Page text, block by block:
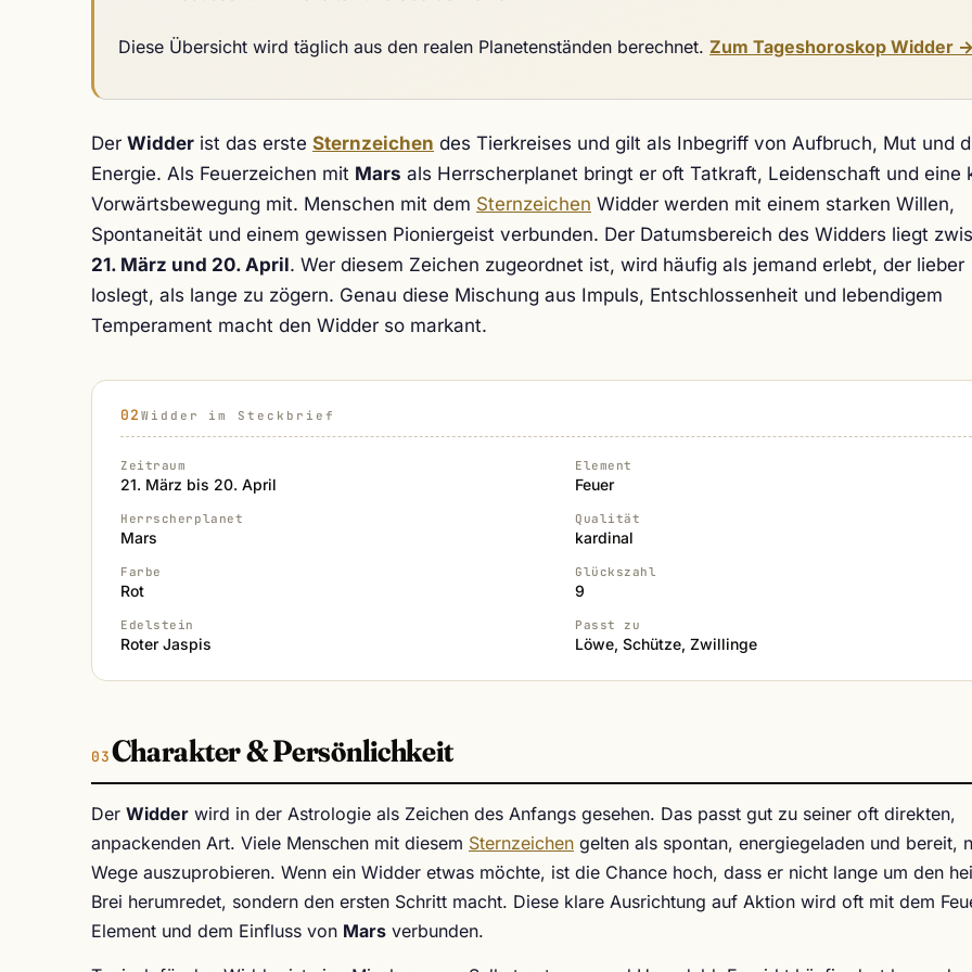
Diese Übersicht wird täglich aus den realen Planetenständen berechnet. Zum Tageshoroskop Widder →
Der Widder ist das erste Sternzeichen des Tierkreises und gilt als Inbegriff von Aufbruch, Mut und
Energie. Als Feuerzeichen mit Mars als Herrscherplanet bringt er oft Tatkraft, Leidenschaft und eine
Vorwärtsbewegung mit. Menschen mit dem Sternzeichen Widder werden mit einem starken Willen,
Spontaneität und einem gewissen Pioniergeist verbunden. Der Datumsbereich des Widders liegt
21. März und 20. April. Wer diesem Zeichen zugeordnet ist, wird häufig als jemand erlebt, der lieber
loslegt, als lange zu zögern. Genau diese Mischung aus Impuls, Entschlossenheit und lebendigem
Temperament macht den Widder so markant.
Widder im Steckbrief
Zeitraum
21. März bis 20. April
Element
Feuer
Herrscherplanet
Mars
Qualität
kardinal
Farbe
Rot
Glückszahl
9
Edelstein
Roter Jaspis
Passt zu
Löwe, Schütze, Zwillinge
Charakter & Persönlichkeit
Der Widder wird in der Astrologie als Zeichen des Anfangs gesehen. Das passt gut zu seiner oft direkten,
anpackenden Art. Viele Menschen mit diesem Sternzeichen gelten als spontan, energiegeladen und bereit,
Wege auszuprobieren. Wenn ein Widder etwas möchte, ist die Chance hoch, dass er nicht lange um den
Brei herumredet, sondern den ersten Schritt macht. Diese klare Ausrichtung auf Aktion wird oft mit dem
Element und dem Einfluss von Mars verbunden.